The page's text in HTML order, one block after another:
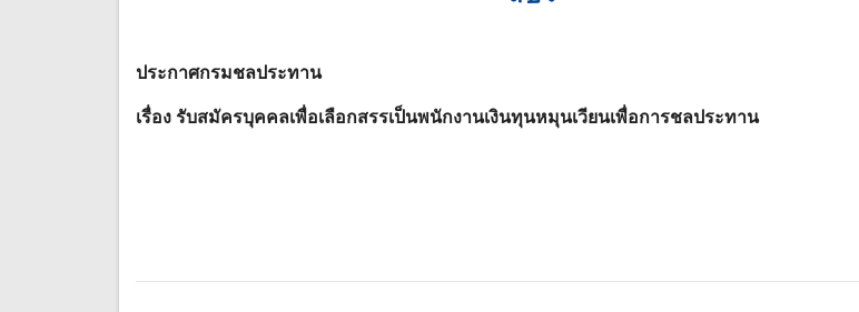
ประกาศกรมชลประทาน
เรื่อง รับสมัครบุคคลเพื่อเลือกสรรเป็นพนักงานเงินทุนหมุนเวียนเพื่อการชลประทาน